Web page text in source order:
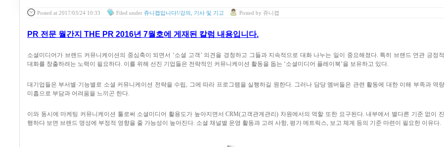
Posted at 2017/03/24 10:33 Filed under 쥬니캡입니다!/강의, 기사 및 기고 Posted by 쥬니캡
PR 전문 월간지 THE PR 2016년 7월호에 게재된 칼럼 내용입니다.
소셜미디어가 브랜드 커뮤니케이션의 중심축이 되면서 ‘소셜 고객 ’ 의견을 경청하고 그들과 지속적으로 대화 나누는 일이 중요해졌다. 특히 브랜드 연관 긍정적
대화를 창출하려는 노력이 필요하다. 이를 위해 선진 기업들은 전략적인 커뮤니케이션 활동을 돕는 ‘소셜미디어 플레이북’을 보유하고 있다.
대기업들은 부서별 ·기능별로 소셜 커뮤니케이션 전략을 수립, 그에 따라 프로그램을 실행하길 원한다. 그러나 담당 멤버들은 관련 활동에 대한 이해 부족과 역량
미흡으로 부담과 어려움을 느끼곤 한다.
이와 동시에 마케팅 커뮤니케이션 툴로써 소셜미디어 활용도가 높아지면서 CRM(고객관계관리) 차원에서의 역할 또한 요구된다.내부에서 별다른 기준 없이 진
행하다 보면 브랜드 명성에 부정적 영향을 줄 가능성이 높아진다. 소셜 채널별 운영 활동과 고려 사항, 평가 메트릭스, 보고 체계 등의 기준 마련이 필요한 이유다.